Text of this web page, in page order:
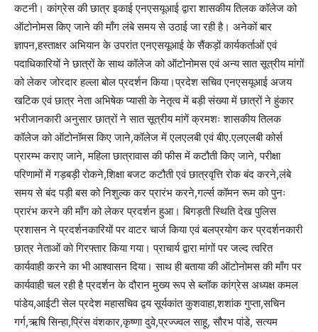
कटनी। कांग्रेस की छात्र इकाई एनएसयूआई द्वारा शासकीय तिलक कॉलेज को
ऑटोनोमस किए जाने की माँग लंबे समय से उठाई जा रही है। अनेकों बार
ज्ञापन,हस्ताक्षर अभियान के उपरांत एनएसयूआई के सैंकड़ों कार्यकर्ताओं एवं
पदाधिकारियों ने छात्रों के साथ कॉलेज को ऑटोनोमस एवं अन्य सात सूत्रीय मांगों
को लेकर जोरदार हल्ला बोल प्रदर्शन किया।प्रदेश सचिव एनएसयूआई अजय
खटिक एवं छात्र नेता अभिषेक प्यासी के नेतृत्व में बड़ी संख्या में छात्रों ने हुंकार
भरीजानकारी अनुसार छात्रों ने सात सूत्रीय मांगें क्रमशः शासकीय तिलक
कॉलेज को ऑटोनॉमस किए जाने,कॉलेज में एलएलबी एवं बीए.एलएलबी कोर्स
प्रारम्भ कराए जाने, महिला छात्रावास की फीस में कटौती किए जाने, परीक्षा
परिणामों में गड़बड़ी रोकने,शिक्षा बजट कटौती एवं छात्रवृत्ति रोक बंद करने,लंबे
समय से बंद पड़ी बस को निशुल्क कर प्रारंभ करने,गर्ल्स कॉमन रूम को पुनः
प्रारंभ करने की माँग को लेकर प्रदर्शन हुआ। बिगड़ती स्थिति देख पुलिस
प्रशासन ने प्रदर्शनकारियों पर वाटर चार्ज किया एवं बलप्रयोग कर प्रदर्शनकारी
छात्र नेताओं को गिरफ्तार किया गया। प्राचार्य द्वारा मांगों पर जल्द त्वरित
कार्यवाही करने का भी आश्वासन दिया। साथ ही बताया की ऑटोनोमस की माँग पर
कार्यवाही चल रही है प्रदर्शन के दौरान मुख्य रूप से ब्लॉक कांग्रेस अध्यक्ष कमल
पांडेय,आईटी सेल प्रदेश महासचिव द्वय सूर्यकांत कुशवाहा,शशांक गुप्ता,सचिन
गर्ग,ऋषि सिन्हा,प्रिंस वंशकार,कृष्णा दुवे,प्रज्ज्वल साहू, सौरभ पांडे, सत्यम